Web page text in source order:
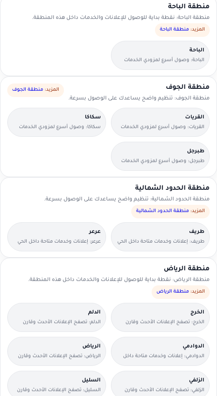
منطقة الباحة
منطقة الباحة: نقطة بداية للوصول للإعلانات والخدمات داخل هذه المنطقة.
المزيد: منطقة الباحة
الباحة
الباحة: وصول أسرع لمزودي الخدمات
القريبين منك.
منطقة الجوف
منطقة الجوف: تنظيم واضح يساعدك على الوصول بسرعة.
المزيد: منطقة الجوف
القريات
القريات: وصول أسرع لمزودي الخدمات
القريبين منك.
سكاكا
سكاكا: وصول أسرع لمزودي الخدمات
القريبين منك.
طبرجل
طبرجل: وصول أسرع لمزودي الخدمات
القريبين منك.
منطقة الحدود الشمالية
منطقة الحدود الشمالية: تنظيم واضح يساعدك على الوصول بسرعة.
المزيد: منطقة الحدود الشمالية
طريف
طريف: إعلانات وخدمات متاحة داخل الحي
مع وسائل تواصل مباشرة.
عرعر
عرعر: إعلانات وخدمات متاحة داخل الحي
مع وسائل تواصل مباشرة.
منطقة الرياض
منطقة الرياض: نقطة بداية للوصول للإعلانات والخدمات داخل هذه المنطقة.
المزيد: منطقة الرياض
الخرج
الخرج: تصفح الإعلانات الأحدث وقارن
التفاصيل بسرعة.
الدلم
الدلم: تصفح الإعلانات الأحدث وقارن
التفاصيل بسرعة.
الدوادمي
الدوادمي: إعلانات وخدمات متاحة داخل
الحي مع وسائل تواصل مباشرة.
الرياض
الرياض: تصفح الإعلانات الأحدث وقارن
التفاصيل بسرعة.
الزلفي
الزلفي: تصفح الإعلانات الأحدث وقارن
السليل
السليل: تصفح الإعلانات الأحدث وقارن